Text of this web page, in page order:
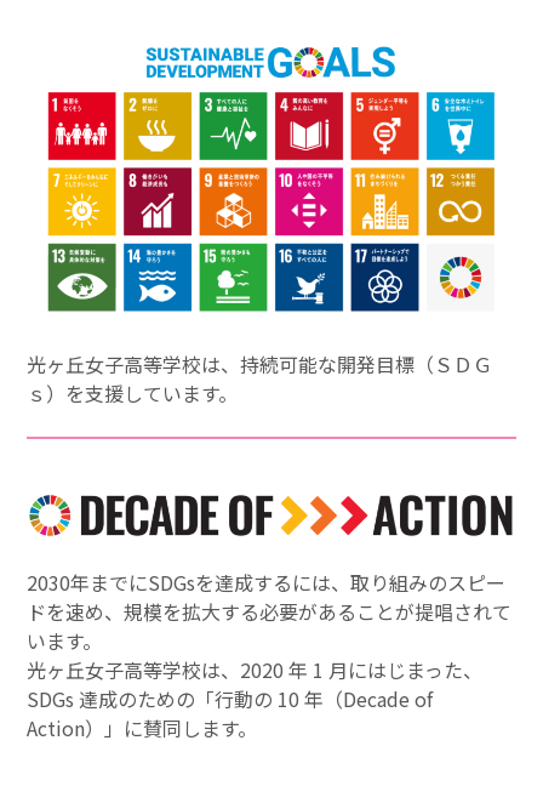
光ヶ丘女子高等学校は、持続可能な開発目標（ＳＤＧ
ｓ）を支援しています。
2030年までにSDGsを達成するには、取り組みのスピー
ドを速め、規模を拡大する必要があることが提唱されて
います。
光ヶ丘女子高等学校は、2020 年 1 月にはじまった、
SDGs 達成のための「行動の 10 年（Decade of
Action）」に賛同します。